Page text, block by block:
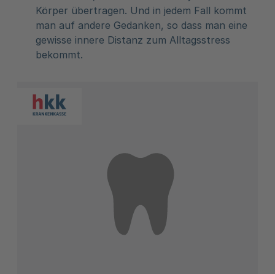
Körper übertragen. Und in jedem Fall kommt
man auf andere Gedanken, so dass man eine
gewisse innere Distanz zum Alltagsstress
bekommt.